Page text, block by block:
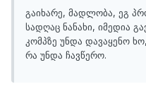
გაიხარე, მადლობა, ეგ
სადღაც ნანახი, იმედია
კომპზე უნდა დავაყენო
რა უნდა ჩავწერო.